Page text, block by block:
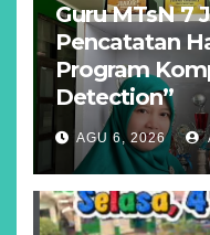
Guru MTsN 7
Pencatatan
Program
Detection”
AGU 6, 2026